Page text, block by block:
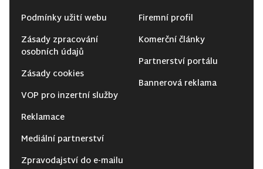
Podmínky užití webu
Zásady zpracování
osobních údajů
Zásady cookies
VOP pro inzertní služby
Reklamace
Mediální partnerství
Zpravodajství do e-mailu
Firemní profil
Komerční články
Partnerství portálu
Bannerová reklama